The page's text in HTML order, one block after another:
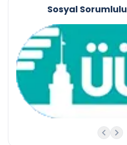
Sosyal